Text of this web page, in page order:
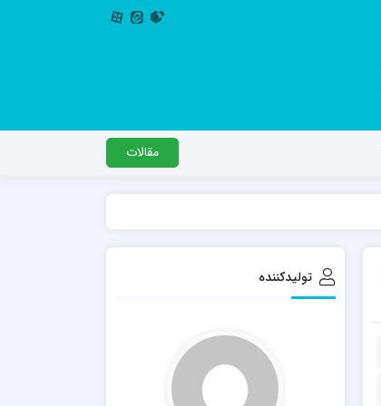
مدرسه اباصالح المهدی عج
مدرسه امام جعفر صادق علیه السلام ساوجبلاغ
مدرسه علمیه امام حسن مجتبی(ع) چهارباغ
مقالات
تولیدکننده